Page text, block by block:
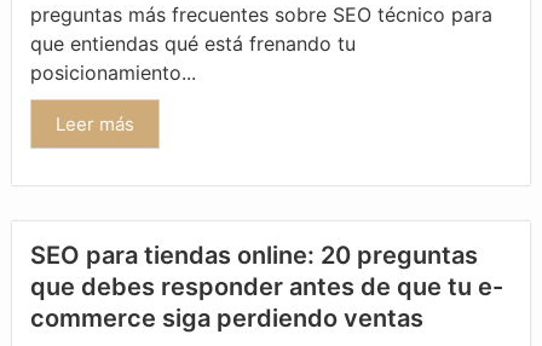
preguntas más frecuentes sobre SEO técnico para
que entiendas qué está frenando tu
posicionamiento...
Leer más
SEO para tiendas online: 20 preguntas
que debes responder antes de que tu e-
commerce siga perdiendo ventas